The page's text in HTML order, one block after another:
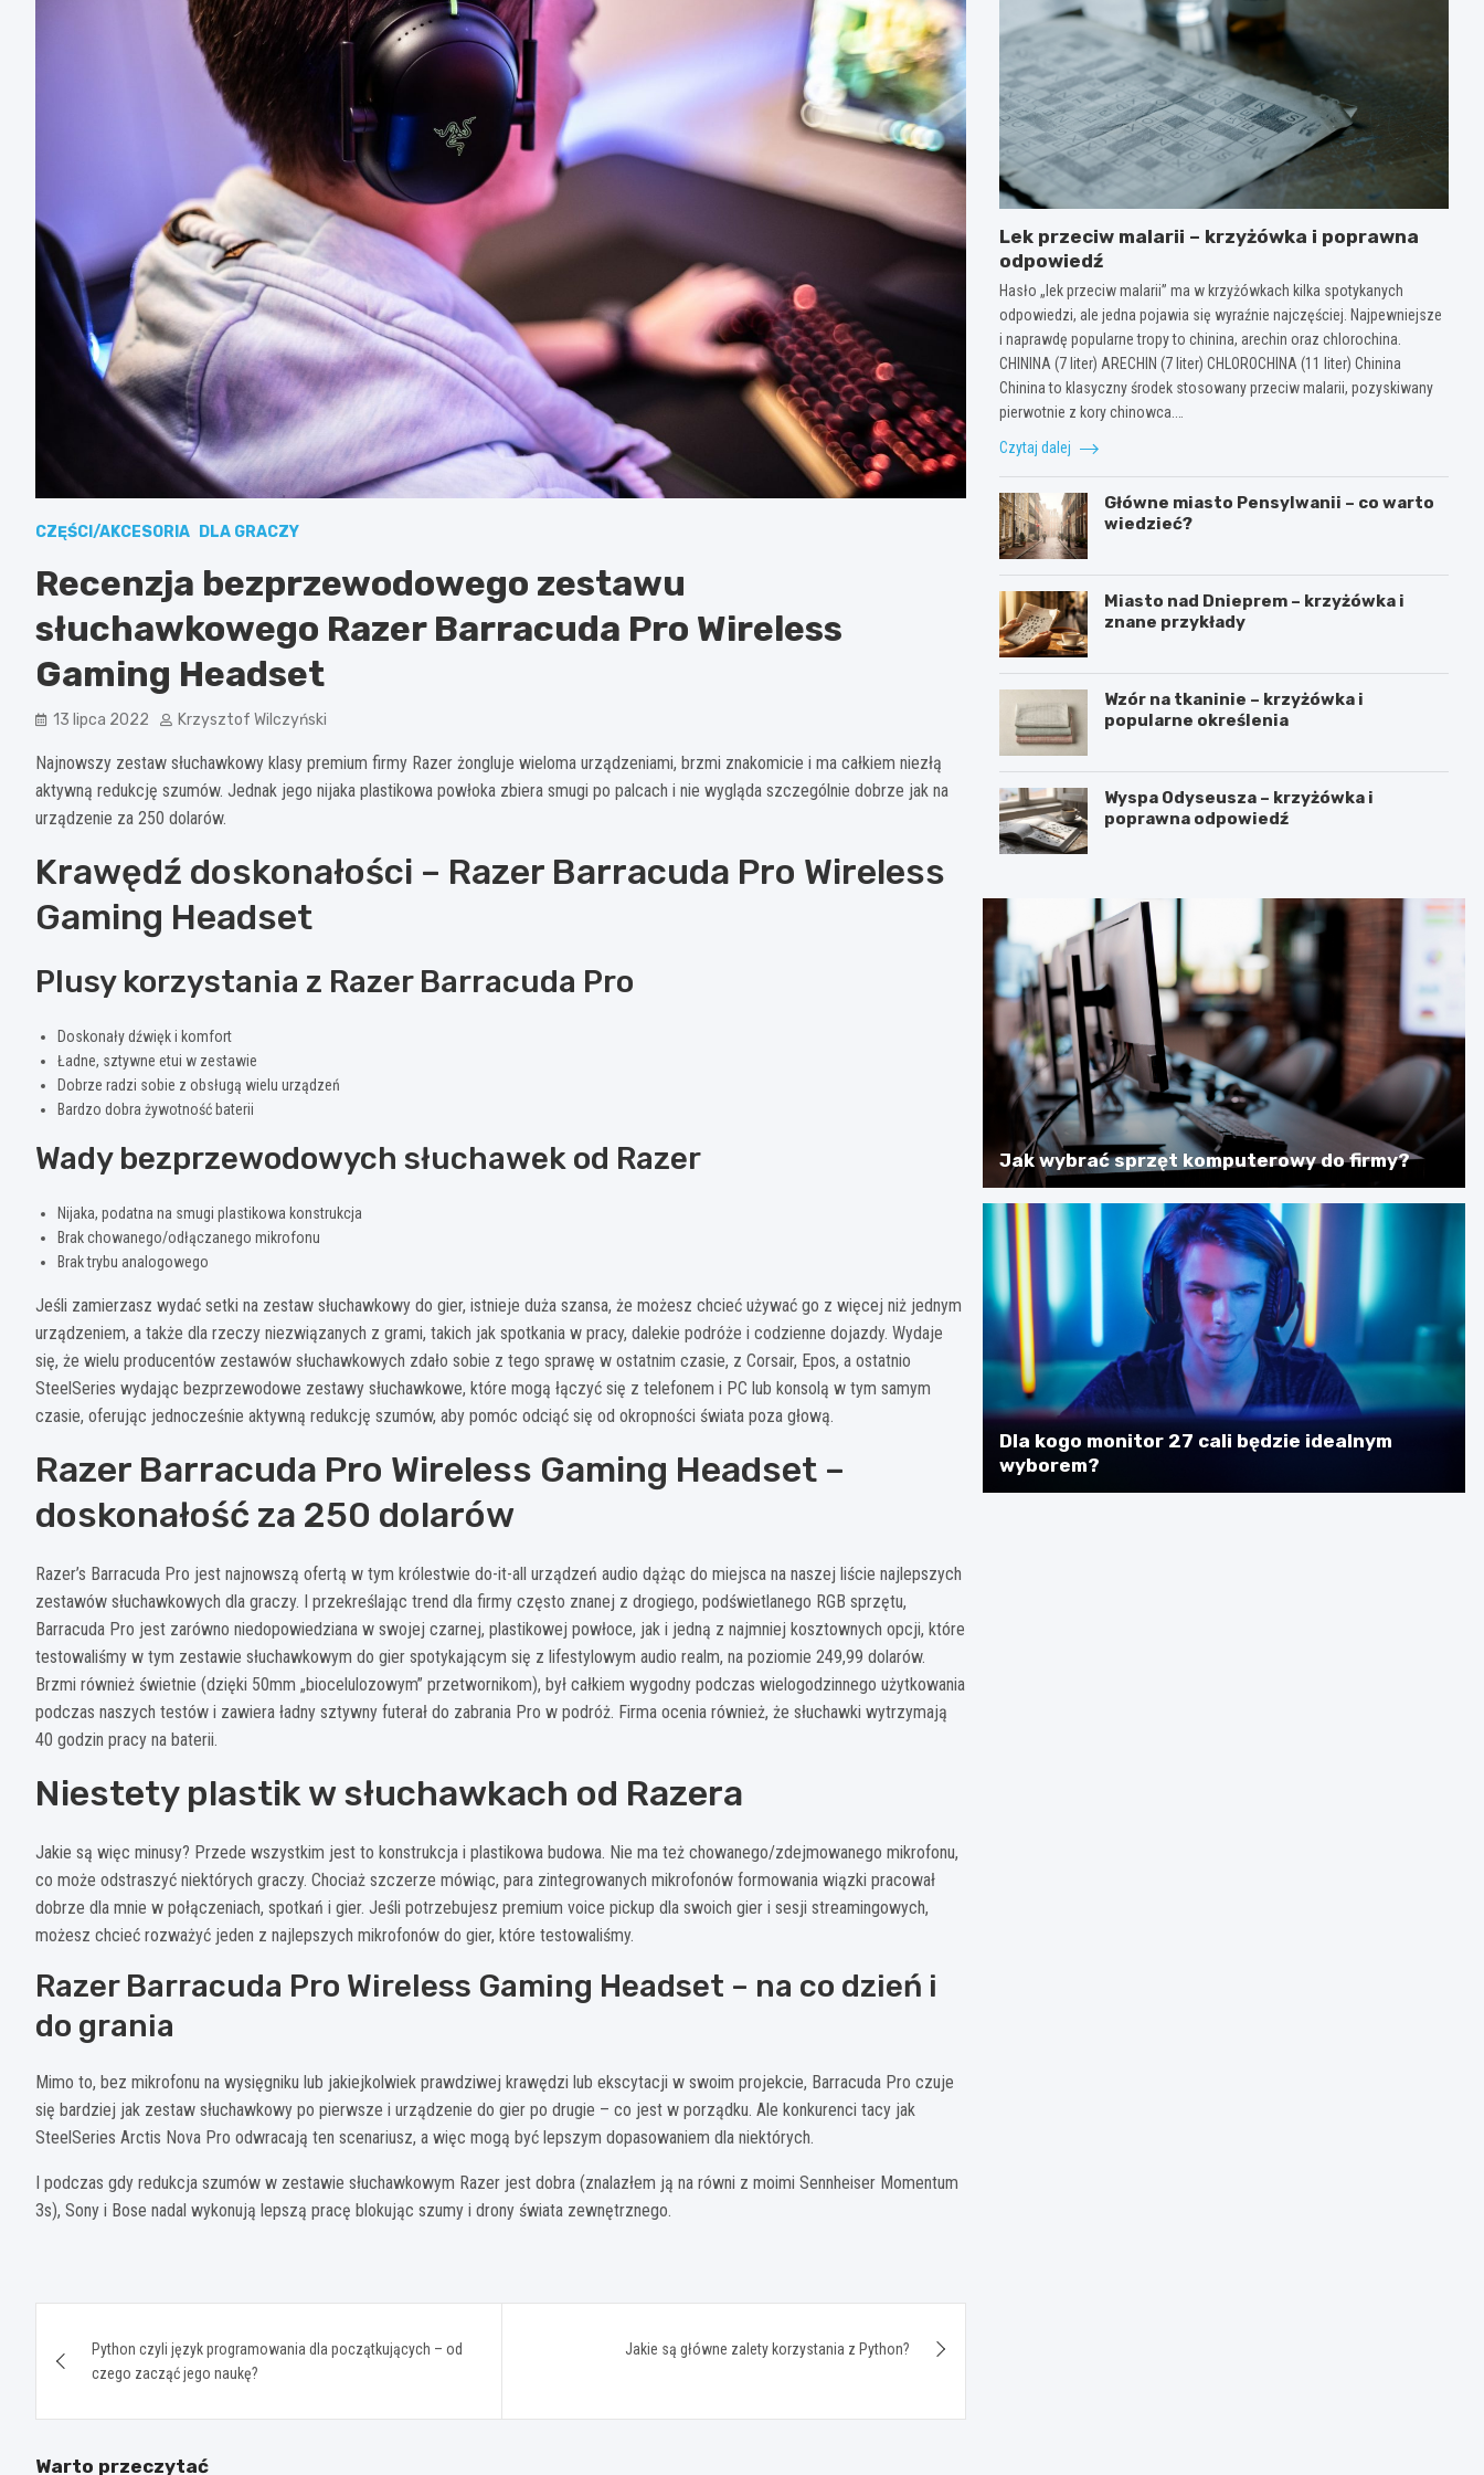
CZĘŚCI/AKCESORIA DLA GRACZY
Recenzja bezprzewodowego zestawu
słuchawkowego Razer Barracuda Pro Wireless
Gaming Headset
13 lipca 2022 Krzysztof Wilczyński
Najnowszy zestaw słuchawkowy klasy premium firmy Razer żongluje wieloma urządzeniami, brzmi znakomicie i ma całkiem niezłą
aktywną redukcję szumów. Jednak jego nijaka plastikowa powłoka zbiera smugi po palcach i nie wygląda szczególnie dobrze jak na
urządzenie za 250 dolarów.
Krawędź doskonałości – Razer Barracuda Pro Wireless
Gaming Headset
Plusy korzystania z Razer Barracuda Pro
Doskonały dźwięk i komfort
Ładne, sztywne etui w zestawie
Dobrze radzi sobie z obsługą wielu urządzeń
Bardzo dobra żywotność baterii
Wady bezprzewodowych słuchawek od Razer
Nijaka, podatna na smugi plastikowa konstrukcja
Brak chowanego/odłączanego mikrofonu
Brak trybu analogowego
Jeśli zamierzasz wydać setki na zestaw słuchawkowy do gier, istnieje duża szansa, że możesz chcieć używać go z więcej niż jednym
urządzeniem, a także dla rzeczy niezwiązanych z grami, takich jak spotkania w pracy, dalekie podróże i codzienne dojazdy. Wydaje
się, że wielu producentów zestawów słuchawkowych zdało sobie z tego sprawę w ostatnim czasie, z Corsair, Epos, a ostatnio
SteelSeries wydając bezprzewodowe zestawy słuchawkowe, które mogą łączyć się z telefonem i PC lub konsolą w tym samym
czasie, oferując jednocześnie aktywną redukcję szumów, aby pomóc odciąć się od okropności świata poza głową.
Razer Barracuda Pro Wireless Gaming Headset –
doskonałość za 250 dolarów
Razer’s Barracuda Pro jest najnowszą ofertą w tym królestwie do-it-all urządzeń audio dążąc do miejsca na naszej liście najlepszych
zestawów słuchawkowych dla graczy. I przekreślając trend dla firmy często znanej z drogiego, podświetlanego RGB sprzętu,
Barracuda Pro jest zarówno niedopowiedziana w swojej czarnej, plastikowej powłoce, jak i jedną z najmniej kosztownych opcji, które
testowaliśmy w tym zestawie słuchawkowym do gier spotykającym się z lifestylowym audio realm, na poziomie 249,99 dolarów.
Brzmi również świetnie (dzięki 50mm „biocelulozowym” przetwornikom), był całkiem wygodny podczas wielogodzinnego użytkowania
podczas naszych testów i zawiera ładny sztywny futerał do zabrania Pro w podróż. Firma ocenia również, że słuchawki wytrzymają
40 godzin pracy na baterii.
Niestety plastik w słuchawkach od Razera
Jakie są więc minusy? Przede wszystkim jest to konstrukcja i plastikowa budowa. Nie ma też chowanego/zdejmowanego mikrofonu,
co może odstraszyć niektórych graczy. Chociaż szczerze mówiąc, para zintegrowanych mikrofonów formowania wiązki pracował
dobrze dla mnie w połączeniach, spotkań i gier. Jeśli potrzebujesz premium voice pickup dla swoich gier i sesji streamingowych,
możesz chcieć rozważyć jeden z najlepszych mikrofonów do gier, które testowaliśmy.
Razer Barracuda Pro Wireless Gaming Headset – na co dzień i
do grania
Mimo to, bez mikrofonu na wysięgniku lub jakiejkolwiek prawdziwej krawędzi lub ekscytacji w swoim projekcie, Barracuda Pro czuje
się bardziej jak zestaw słuchawkowy po pierwsze i urządzenie do gier po drugie – co jest w porządku. Ale konkurenci tacy jak
SteelSeries Arctis Nova Pro odwracają ten scenariusz, a więc mogą być lepszym dopasowaniem dla niektórych.
I podczas gdy redukcja szumów w zestawie słuchawkowym Razer jest dobra (znalazłem ją na równi z moimi Sennheiser Momentum
3s), Sony i Bose nadal wykonują lepszą pracę blokując szumy i drony świata zewnętrznego.
wpisuPython czyli język programowania dla początkujących – od
czego zacząć jego naukę?
Jakie są główne zalety korzystania z Python?
Lek przeciw malarii – krzyżówka i poprawna
odpowiedź
Hasło „lek przeciw malarii” ma w krzyżówkach kilka spotykanych
odpowiedzi, ale jedna pojawia się wyraźnie najczęściej. Najpewniejsze
i naprawdę popularne tropy to chinina, arechin oraz chlorochina.
CHININA (7 liter) ARECHIN (7 liter) CHLOROCHINA (11 liter) Chinina
Chinina to klasyczny środek stosowany przeciw malarii, pozyskiwany
pierwotnie z kory chinowca.…
Czytaj dalej
Główne miasto Pensylwanii – co warto
wiedzieć?
Miasto nad Dnieprem – krzyżówka i
znane przykłady
Wzór na tkaninie – krzyżówka i
popularne określenia
Wyspa Odyseusza – krzyżówka i
poprawna odpowiedź
Jak wybrać sprzęt komputerowy do firmy?
Dla kogo monitor 27 cali będzie idealnym
wyborem?
Warto przeczytać